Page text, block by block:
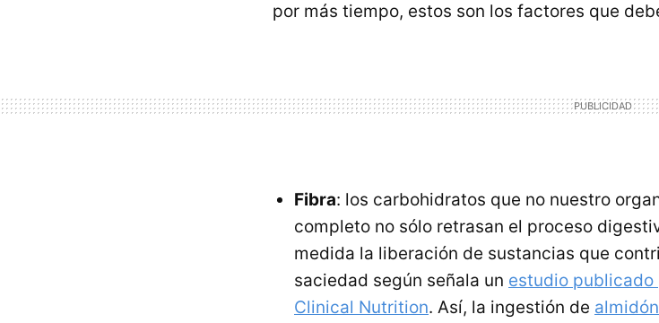
por más tiempo, estos son los factores que
Fibra: los carbohidratos que no nuestro
completo no sólo retrasan el proceso
medida la liberación de sustancias que
saciedad según señala un estudio publicado
Clinical Nutrition. Así, la ingestión de